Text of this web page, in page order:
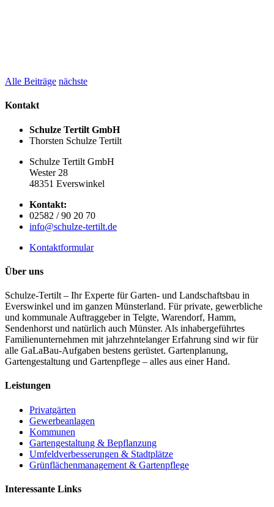
Alle Beiträge nächste
Kontakt
Schulze Tertilt GmbH
Thorsten Schulze Tertilt
Schulze Tertilt GmbH
Wester 28
48351 Everswinkel
Kontakt:
02582 / 90 20 70
info@schulze-tertilt.de
Kontaktformular
Über uns
Schulze-Tertilt – Ihr Experte für Garten- und Landschaftsbau in
Everswinkel und im ganzen Münsterland. Für private, gewerbliche
und kommunale Auftraggeber in Telgte, Warendorf, Hamm,
Sendenhorst und natürlich auch Münster. Als inhabergeführtes
Familienunternehmen mit jahrzehntelanger Erfahrung sind wir für
alle GaLaBau-Aufgaben bestens gerüstet. Gartenplanung,
Gartengestaltung und Gartenpflege – alles aus einer Hand.
Leistungen
Privatgärten
Gewerbeanlagen
Kommunen
Gartengestaltung & Bepflanzung
Umfeldverbesserungen & Stadtplätze
Grünflächenmanagement & Gartenpflege
Interessante Links